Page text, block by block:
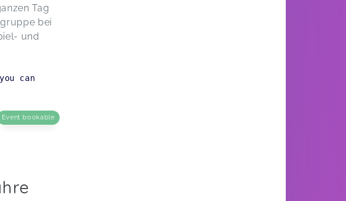
Tag
bei
und
can
Event bookable